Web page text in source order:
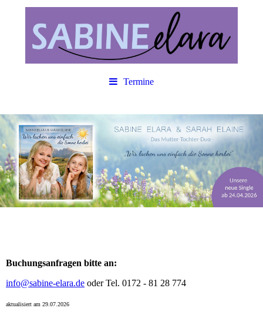
Termine
Buchungsanfragen bitte an:
info@sabine-elara.de oder Tel. 0172 - 81 28 774
aktualisiert am 29.07.2026